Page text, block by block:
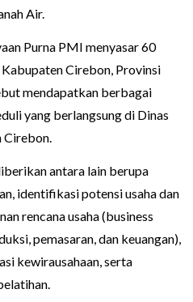
Air.
Purna PMI menyasar 60
Cirebon, Provinsi
mendapatkan berbagai
yang berlangsung di Dinas
Cirebon.
antara lain berupa
identifikasi potensi usaha dan
rencana usaha (business
pemasaran, dan keuangan),
kewirausahaan, serta